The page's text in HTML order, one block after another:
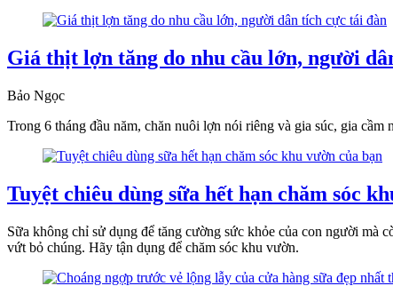
Giá thịt lợn tăng do nhu cầu lớn, người
Bảo Ngọc
Trong 6 tháng đầu năm, chăn nuôi lợn nói riêng và gia súc, gia
Tuyệt chiêu dùng sữa hết hạn chăm sóc
Sữa không chỉ sử dụng để tăng cường sức khỏe của con người mà
vứt bỏ chúng. Hãy tận dụng để chăm sóc khu vườn.